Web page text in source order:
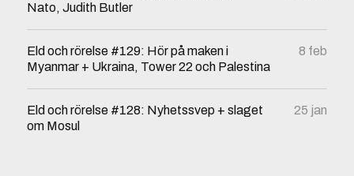
Nato, Judith Butler
Eld och rörelse #129: Hör på maken i
Myanmar + Ukraina, Tower 22 och Palestina
8 feb
Eld och rörelse #128: Nyhetssvep + slaget
om Mosul
25 jan